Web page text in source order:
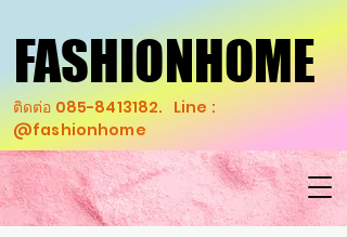
FASHIONHOME
FASHIONHOME
ติดต่อ 085-8413182. Line :
@fashionhome